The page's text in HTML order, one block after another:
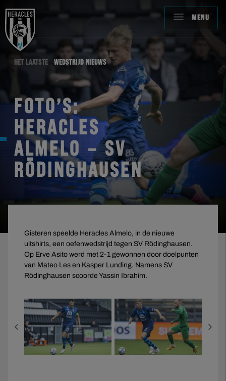
MENU
HET LAATSTE WEDSTRIJD NIEUWS
FOTO’S:
HERACLES
ALMELO – SV
RÖDINGHAUSEN
Gisteren speelde Heracles Almelo, in de nieuwe
uitshirts, een oefenwedstrijd tegen SV Rödinghausen.
Op Erve Asito werd met 2-1 gewonnen door doelpunten
van Mateo Les en Kasper Lunding. Namens SV
Rödinghausen scoorde Yassin Ibrahim.